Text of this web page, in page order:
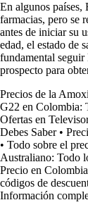
En algunos países,
farmacias, pero se
antes de iniciar su
edad, el estado de
fundamental
prospecto para
Precios de la
G22 en Colombia:
Ofertas en
Debes Saber•
• Todo sobre el
Australiano: Todo
Precio en Colombia
códigos de
Información